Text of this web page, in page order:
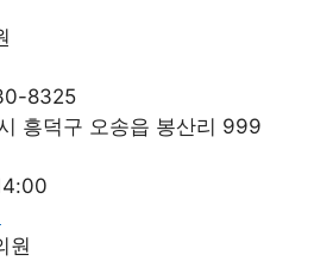
8325
흥덕구 오송읍 봉산리 999
원